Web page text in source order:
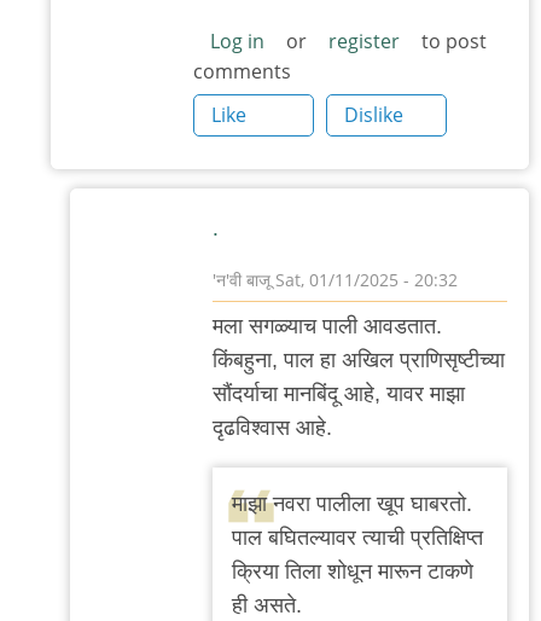
Log in or register
to post
comments
Like
Dislike
.
'न'वी बाजूSat, 01/11/2025 - 20:32
In
reply
to
by
केसकर
मला सगळ्याच पाली आवडतात.
किंबहुना, पाल हा अखिल प्राणिसृष्टीच्या
सौंदर्याचा मानबिंदू आहे, यावर माझा
दृढविश्वास आहे.
माझा नवरा पालीला खूप घाबरतो.
पाल बघितल्यावर त्याची प्रतिक्षिप्त
क्रिया तिला शोधून मारून टाकणे
ही असते.